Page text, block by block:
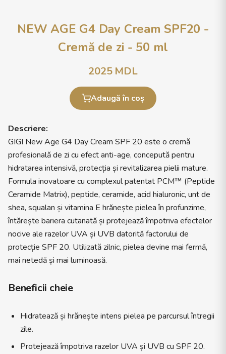
NEW AGE G4 Day Cream SPF20 -
Cremă de zi - 50 ml
2025MDL
Adaugă în coș
Descriere:
GIGI New Age G4 Day Cream SPF 20 este o cremă
profesională de zi cu efect anti-age, concepută pentru
hidratarea intensivă, protecția și revitalizarea pielii mature.
Formula inovatoare cu complexul patentat PCM™ (Peptide
Ceramide Matrix), peptide, ceramide, acid hialuronic, unt de
shea, squalan și vitamina E hrănește pielea în profunzime,
întărește bariera cutanată și protejează împotriva efectelor
nocive ale razelor UVA și UVB datorită factorului de
protecție SPF 20. Utilizată zilnic, pielea devine mai fermă,
mai netedă și mai luminoasă.
Beneficii cheie
Hidratează și hrănește intens pielea pe parcursul întregii
zile.
Protejează împotriva razelor UVA și UVB cu SPF 20.